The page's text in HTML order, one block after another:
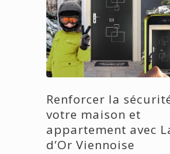
Renforcer la
votre maison et
appartement avec
d’Or Viennoise